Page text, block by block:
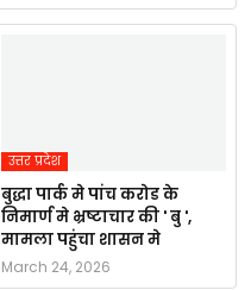
उत्तर प्रदेश
बुद्धा पार्क मे पांच करोड के
निमार्ण मे भ्रष्टाचार की ' बु ',
मामला पहुंचा शासन मे
March 24, 2026